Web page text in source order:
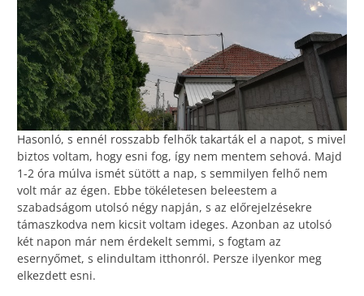
Hasonló, s ennél rosszabb felhők takarták el a napot, s mivel
biztos voltam, hogy esni fog, így nem mentem sehová. Majd
1-2 óra múlva ismét sütött a nap, s semmilyen felhő nem
volt már az égen. Ebbe tökéletesen beleestem a
szabadságom utolsó négy napján, s az előrejelzésekre
támaszkodva nem kicsit voltam ideges. Azonban az utolsó
két napon már nem érdekelt semmi, s fogtam az
esernyőmet, s elindultam itthonról. Persze ilyenkor meg
elkezdett esni.